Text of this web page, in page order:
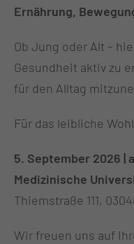
Ernährung,
Ob Jung oder Alt –
Gesundheit aktiv zu
für den Alltag
Für das leibliche
5. September 2026 |
Medizinische
Thiemstraße 111,
Wir freuen uns auf